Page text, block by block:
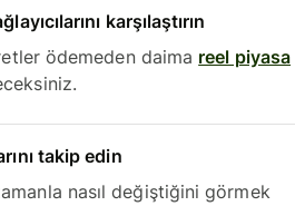
karşılaştırın
ödemeden daima reel piyasa
takip edin
nasıl değiştiğini görmek